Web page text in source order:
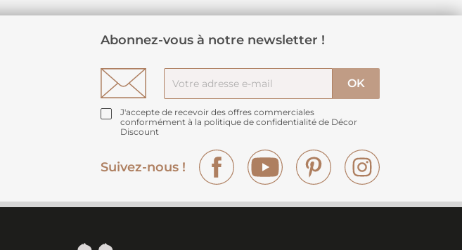
Abonnez-vous à notre newsletter !
J'accepte de recevoir des offres commerciales
conformément à la politique de confidentialité de Décor
Discount
Suivez-nous !
Facebook YouTube Pinterest